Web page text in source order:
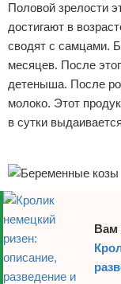
Половой зрелости
достигают в
сводят с самцами.
месяцев. После
детеныша. После
молоко. Этот
в сутки
Вам